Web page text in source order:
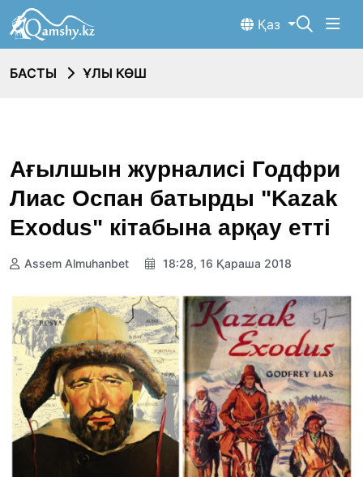
Қаз
БАСТЫ ҰЛЫ КӨШ
Ағылшын журналисі Годфри
Лиас Оспан батырды "Kazak
Exodus" кітабына арқау етті
Assem Almuhanbet 18:28, 16 Қараша 2018